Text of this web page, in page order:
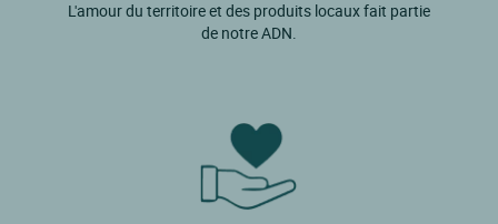
L'amour du territoire et des produits locaux fait partie
de notre ADN.